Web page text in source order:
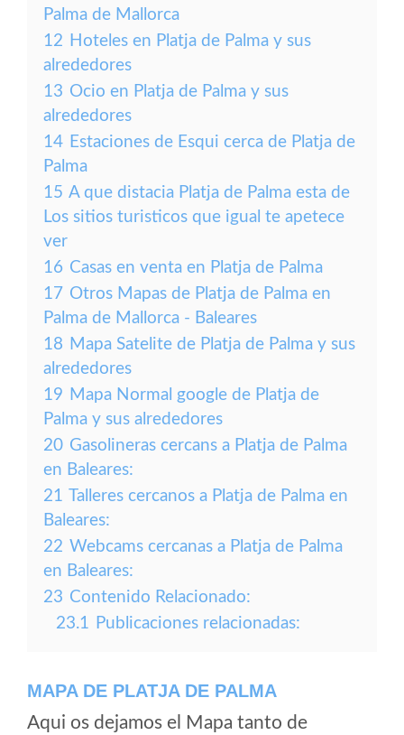
Palma de Mallorca
12 Hoteles en Platja de Palma y sus
alrededores
13 Ocio en Platja de Palma y sus
alrededores
14 Estaciones de Esqui cerca de Platja de
Palma
15 A que distacia Platja de Palma esta de
Los sitios turisticos que igual te apetece
ver
16 Casas en venta en Platja de Palma
17 Otros Mapas de Platja de Palma en
Palma de Mallorca - Baleares
18 Mapa Satelite de Platja de Palma y sus
alrededores
19 Mapa Normal google de Platja de
Palma y sus alrededores
20 Gasolineras cercans a Platja de Palma
en Baleares:
21 Talleres cercanos a Platja de Palma en
Baleares:
22 Webcams cercanas a Platja de Palma
en Baleares:
23 Contenido Relacionado:
23.1 Publicaciones relacionadas:
MAPA DE PLATJA DE PALMA
Aqui os dejamos el Mapa tanto de